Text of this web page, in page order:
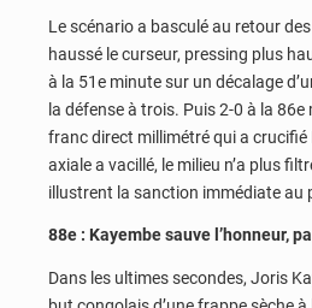
Le scénario a basculé au retour
haussé le curseur, pressing plus
à la 51e minute sur un décalage
la défense à trois. Puis 2-0 à la
franc direct millimétré qui a
axiale a vacillé, le milieu n’a plus
illustrent la sanction immédiate au
88e : Kayembe sauve l’honneur,
Dans les ultimes secondes, Joris